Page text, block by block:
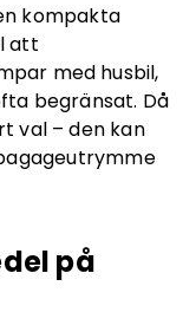
kompakta
att
med husbil,
begränsat. Då
val – den kan
på